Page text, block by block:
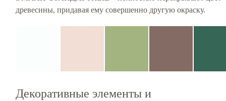
древесины, придавая ему совершенно другую окраску.
Декоративные элементы и